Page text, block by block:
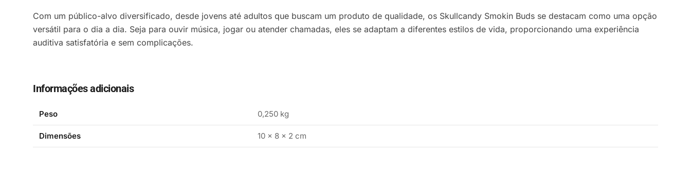
Com um público-alvo diversificado, desde jovens até adultos que buscam um produto de qualidade, os Skullcandy Smokin Buds se destacam como uma opção
versátil para o dia a dia. Seja para ouvir música, jogar ou atender chamadas, eles se adaptam a diferentes estilos de vida, proporcionando uma experiência
auditiva satisfatória e sem complicações.
Informações adicionais
Peso 0,250 kg
Dimensões 10 × 8 × 2 cm